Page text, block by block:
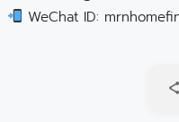
WeChat ID: